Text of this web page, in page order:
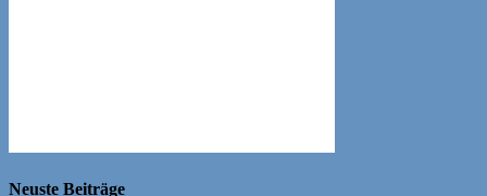
Neuste Beiträge